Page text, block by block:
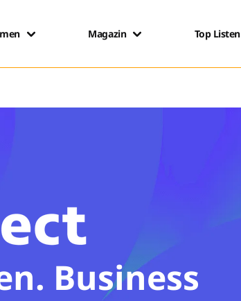
Magazin Top Listen
Business